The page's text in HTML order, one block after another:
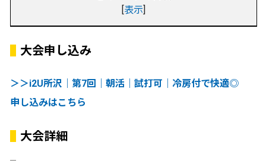
[表示]
大会申し込み
＞＞i2U所沢｜第7回｜朝活｜試打可｜冷房付で快適◎
申し込みはこちら
大会詳細